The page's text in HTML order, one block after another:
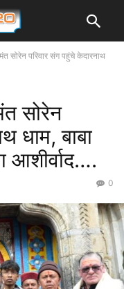
सोरेन परिवार संग पहुंचे केदारनाथ
सोरेन
धाम, बाबा
आशीर्वाद….
0